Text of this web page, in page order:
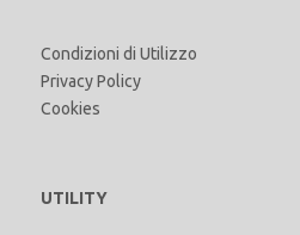
Condizioni di Utilizzo
Privacy Policy
Cookies
UTILITY